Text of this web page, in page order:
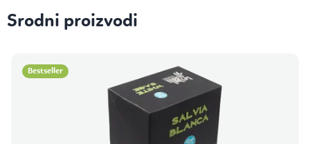
Srodni proizvodi
Bestseller